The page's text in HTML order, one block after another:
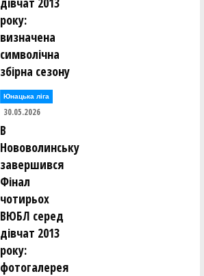
року:
визначена
символічна
збірна сезону
Юнацька ліга
30.05.2026
В
Нововолинську
завершився
Фінал
чотирьох
ВЮБЛ серед
дівчат 2013
року:
фотогалерея